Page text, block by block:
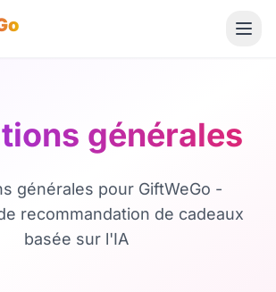
générales
générales pour GiftWeGo -
recommandation de cadeaux
basée sur l'IA